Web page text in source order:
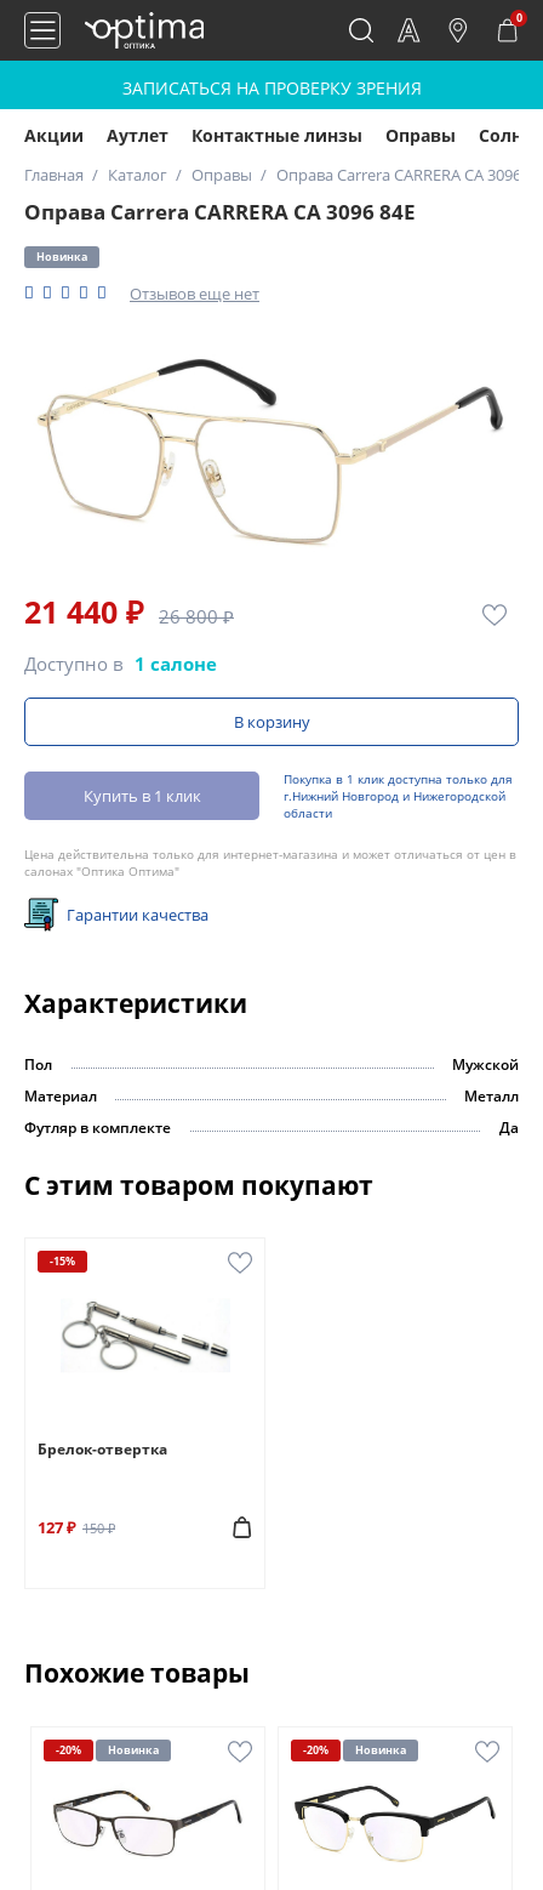
0
ЗАПИСАТЬСЯ НА ПРОВЕРКУ ЗРЕНИЯ
Акции Аутлет Контактные линзы Оправы
Главная Каталог Оправы Оправа Carrera CARRERA CA 3096
Оправа Carrera CARRERA CA 3096 84E
Новинка
Отзывов еще нет
21 440 ₽ 26 800 ₽
Доступно в 1 салоне
В корзину
Купить в 1 клик
Покупка в 1 клик доступна только для
г.Нижний Новгород и Нижегородской
области
Цена действительна только для интернет-магазина и может отличаться от цен в
салонах "Оптика Оптима"
Гарантии качества
Характеристики
Пол
Мужской
Материал
Металл
Футляр в комплекте
Да
С этим товаром покупают
-15%
Брелок-отвертка
127 ₽ 150 ₽
Похожие товары
-20% Новинка -20% Новинка